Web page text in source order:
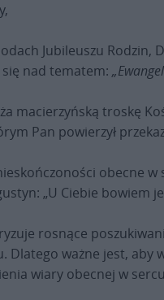
Jubileuszu
nad tematem:
macierzyńską troskę
Pan powierzył
obecne
„U Ciebie bowiem
rosnące
Dlatego ważne jest, aby
wiary obecnej w